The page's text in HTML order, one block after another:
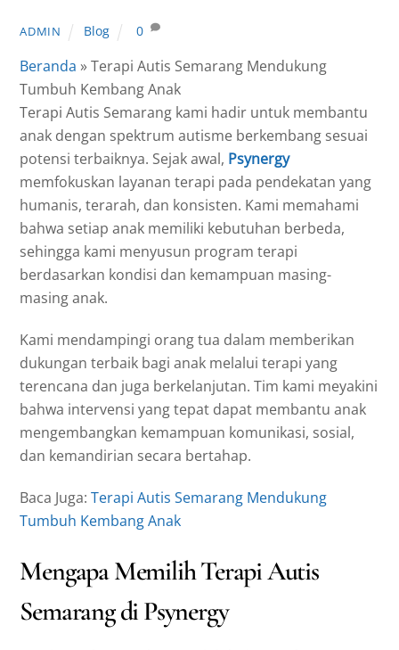
ADMIN Blog 0
Beranda »Terapi Autis Semarang Mendukung
Tumbuh Kembang Anak
Terapi Autis Semarang kami hadir untuk membantu
anak dengan spektrum autisme berkembang sesuai
potensi terbaiknya. Sejak awal, Psynergy
memfokuskan layanan terapi pada pendekatan yang
humanis, terarah, dan konsisten. Kami memahami
bahwa setiap anak memiliki kebutuhan berbeda,
sehingga kami menyusun program terapi
berdasarkan kondisi dan kemampuan masing-
masing anak.
Kami mendampingi orang tua dalam memberikan
dukungan terbaik bagi anak melalui terapi yang
terencana dan juga berkelanjutan. Tim kami meyakini
bahwa intervensi yang tepat dapat membantu anak
mengembangkan kemampuan komunikasi, sosial,
dan kemandirian secara bertahap.
Baca Juga:Terapi Autis Semarang Mendukung
Tumbuh Kembang Anak
Mengapa Memilih Terapi Autis
Semarang di Psynergy